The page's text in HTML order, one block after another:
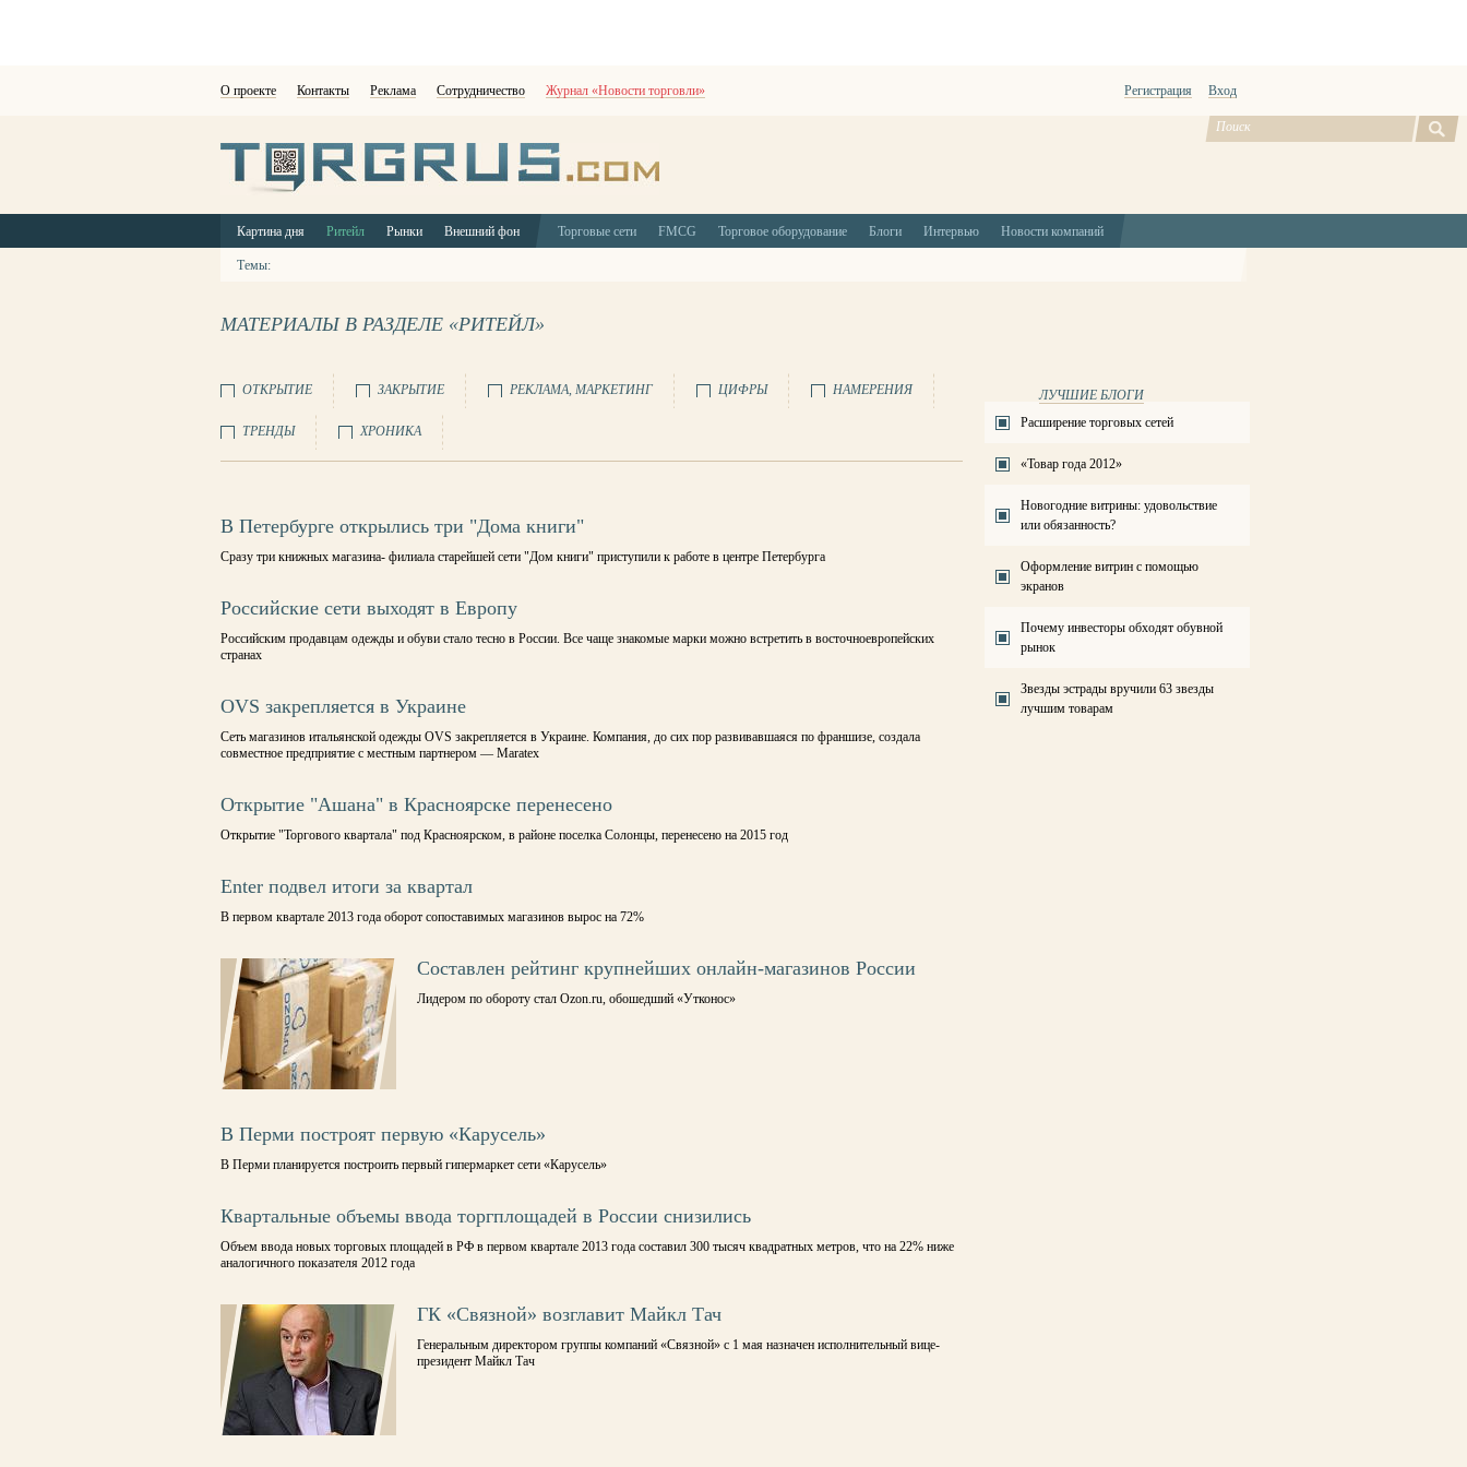
О проекте Контакты Реклама Сотрудничество Журнал «Новости торговли» Регистрация Вход
Картина дня Ритейл Рынки Внешний фон Торговые сети FMCG Торговое оборудование Блоги Интервью Новости компаний
Темы:
МАТЕРИАЛЫ В РАЗДЕЛЕ «РИТЕЙЛ»
ОТКРЫТИЕ ЗАКРЫТИЕ РЕКЛАМА, МАРКЕТИНГ ЦИФРЫ НАМЕРЕНИЯ
ТРЕНДЫ ХРОНИКА
В Петербурге открылись три "Дома книги"
Сразу три книжных магазина- филиала старейшей сети "Дом книги" приступили к работе в центре Петербурга
Российские сети выходят в Европу
Российским продавцам одежды и обуви стало тесно в России. Все чаще знакомые марки можно встретить в восточноевропейских
странах
OVS закрепляется в Украине
Сеть магазинов итальянской одежды OVS закрепляется в Украине. Компания, до сих пор развивавшаяся по франшизе, создала
совместное предприятие с местным партнером — Maratex
Открытие "Ашана" в Красноярске перенесено
Открытие "Торгового квартала" под Красноярском, в районе поселка Солонцы, перенесено на 2015 год
Enter подвел итоги за квартал
В первом квартале 2013 года оборот сопоставимых магазинов вырос на 72%
Составлен рейтинг крупнейших онлайн-магазинов России
Лидером по обороту стал Ozon.ru, обошедший «Утконос»
В Перми построят первую «Карусель»
В Перми планируется построить первый гипермаркет сети «Карусель»
Квартальные объемы ввода торгплощадей в России снизились
Объем ввода новых торговых площадей в РФ в первом квартале 2013 года составил 300 тысяч квадратных метров, что на 22% ниже
аналогичного показателя 2012 года
ГК «Связной» возглавит Майкл Тач
Генеральным директором группы компаний «Связной» с 1 мая назначен исполнительный вице-
президент Майкл Тач
ЛУЧШИЕ БЛОГИ
Расширение торговых сетей
«Товар года 2012»
Новогодние витрины: удовольствие
или обязанность?
Оформление витрин с помощью
экранов
Почему инвесторы обходят обувной
рынок
Звезды эстрады вручили 63 звезды
лучшим товарам